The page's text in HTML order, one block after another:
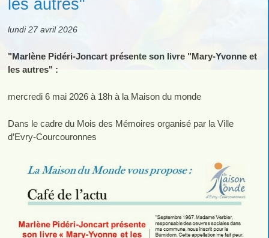
lundi 27 avril 2026
"Marlène Pidéri-Joncart présente son livre "Mary-Yvonne et
les autres" :
mercredi 6 mai 2026 à 18h à la Maison du monde
Dans le cadre du Mois des Mémoires organisé par la Ville
d’Evry-Courcouronnes